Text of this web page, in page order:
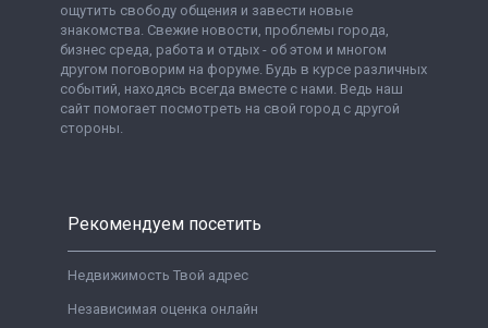
ощутить свободу общения и завести новые
знакомства. Свежие новости, проблемы города,
бизнес среда, работа и отдых - об этом и многом
другом поговорим на форуме. Будь в курсе различных
событий, находясь всегда вместе с нами. Ведь наш
сайт помогает посмотреть на свой город с другой
стороны.
Рекомендуем посетить
Недвижимость Твой адрес
Независимая оценка онлайн